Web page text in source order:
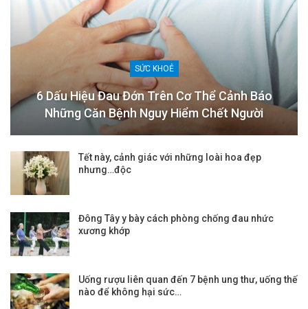
SỨC KHOẺ
6 Dấu Hiệu Đau Đớn Trên Cơ Thể Cảnh Báo
Những Căn Bệnh Nguy Hiểm Chết Người
Tết này, cảnh giác với những loài hoa đẹp
nhưng…độc
Đông Tây y bày cách phòng chống đau nhức
xương khớp
Uống rượu liên quan đến 7 bệnh ung thư, uống thế
nào để không hại sức…